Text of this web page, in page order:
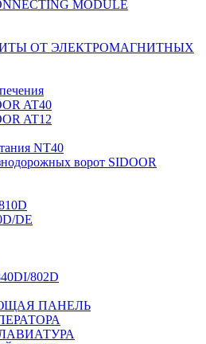
MODULE
ОТ ЭЛЕКТРОМАГНИТНЫХ
AT40
AT12
NT40
ворот SIDOOR
DE
802D
ПАНЕЛЬ